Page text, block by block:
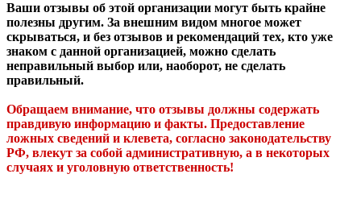
Ваши отзывы об этой организации могут быть крайне
полезны другим. За внешним видом многое может
скрываться, и без отзывов и рекомендаций тех, кто уже
знаком с данной организацией, можно сделать
неправильный выбор или, наоборот, не сделать
правильный.
Обращаем внимание, что отзывы должны содержать
правдивую информацию и факты. Предоставление
ложных сведений и клевета, согласно законодательству
РФ, влекут за собой административную, а в некоторых
случаях и уголовную ответственность!